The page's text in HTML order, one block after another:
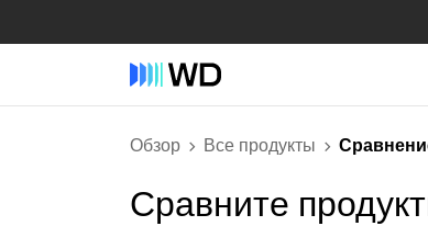
Обзор Все продукты
Сравните